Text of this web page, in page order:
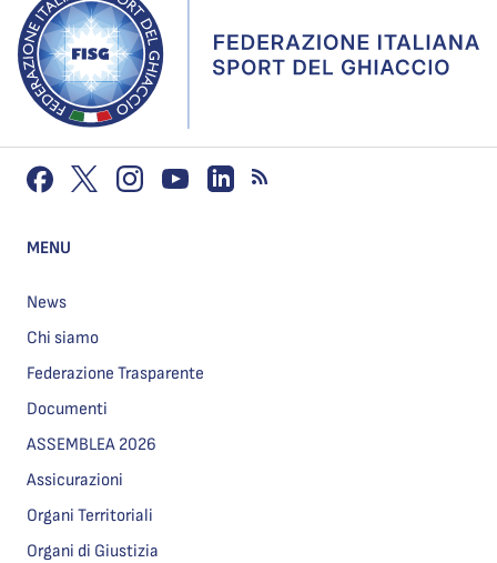
MENU
News
Chi siamo
Federazione Trasparente
Documenti
ASSEMBLEA 2026
Assicurazioni
Organi Territoriali
Organi di Giustizia